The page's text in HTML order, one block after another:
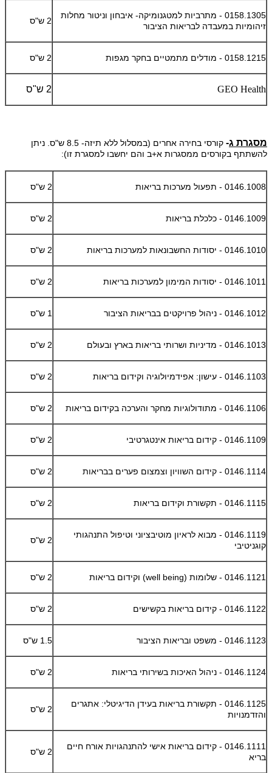
0158.1305 - מתרביות למטגנומיקה- איבחון וניטור מחלות
זיהומיות במעבדה לבריאות הציבור
2 ש"ס
0158.1215 - מודלים מתמטיים בחקר מגפות 2 ש"ס
GEO Health 2 ש"ס
מסגרת ג-
קורסי בחירה אחרים (במסלול ללא תיזה- 8.5 ש"ס. ניתן
להשתתף בקורסים ממסגרות א+ב והם יחשבו למסגרת זו):
0146.1008 - תפעול מערכות בריאות 2 ש"ס
0146.1009 - כלכלת בריאות 2 ש"ס
0146.1010 - יסודות החשבונאות למערכות בריאות 2 ש"ס
0146.1011 - יסודות המימון למערכות בריאות 2 ש"ס
0146.1012 - ניהול פרויקטים בבריאות הציבור 1 ש"ס
0146.1013 - מדיניות ושרותי בריאות בארץ ובעולם 2 ש"ס
0146.1103 - עישון: אפידמיולוגיה וקידום בריאות 2 ש"ס
0146.1106 - מתודולוגיות מחקר והערכה בקידום בריאות 2 ש"ס
0146.1109 - קידום בריאות אינטגרטיבי 2 ש"ס
0146.1114 - קידום השוויון וצמצום פערים בבריאות 2 ש"ס
0146.1115 - תקשורת וקידום בריאות 2 ש"ס
0146.1119 - מבוא לראיון מוטיבציוני וטיפול התנהגותי
קוגניטיבי
2 ש"ס
0146.1121 - שלומות (well being) וקידום בריאות 2 ש"ס
0146.1122 - קידום בריאות בקשישים 2 ש"ס
0146.1123 - משפט ובריאות הציבור 1.5 ש"ס
0146.1124 - ניהול האיכות בשירותי בריאות 2 ש"ס
0146.1125 - תקשורת בריאות בעידן הדיגיטלי: אתגרים
והזדמנויות
2 ש"ס
0146.1111 - קידום בריאות אישי להתנהגויות אורח חיים
בריא
2 ש"ס